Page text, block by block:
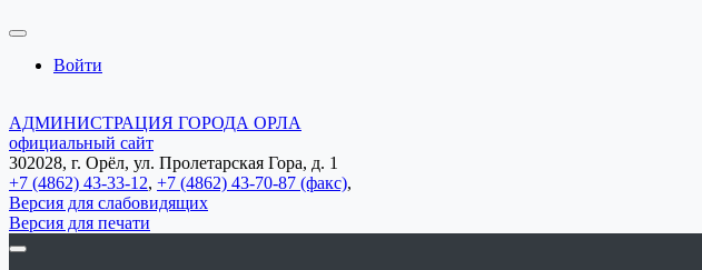
Войти
АДМИНИСТРАЦИЯ ГОРОДА ОРЛА
официальный сайт
302028, г. Орёл, ул. Пролетарская Гора, д. 1
+7 (4862) 43-33-12, +7 (4862) 43-70-87 (факс),
Версия для слабовидящих
Версия для печати